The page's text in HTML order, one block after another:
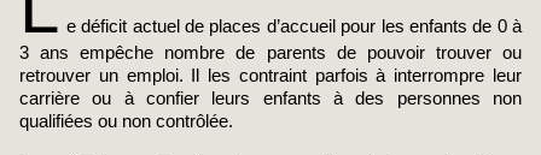
e déficit actuel de places d’accueil pour les enfants de 0 à
3 ans empêche nombre de parents de pouvoir trouver ou
retrouver un emploi. Il les contraint parfois à interrompre leur
carrière ou à confier leurs enfants à des personnes non
qualifiées ou non contrôlée.